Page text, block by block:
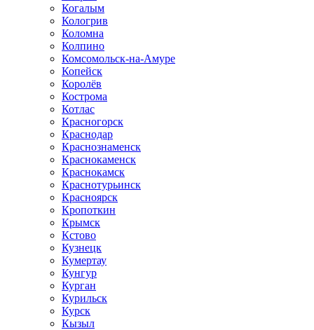
Когалым
Кологрив
Коломна
Колпино
Комсомольск-на-Амуре
Копейск
Королёв
Кострома
Котлас
Красногорск
Краснодар
Краснознаменск
Краснокаменск
Краснокамск
Краснотурьинск
Красноярск
Кропоткин
Крымск
Кстово
Кузнецк
Кумертау
Кунгур
Курган
Курильск
Курск
Кызыл